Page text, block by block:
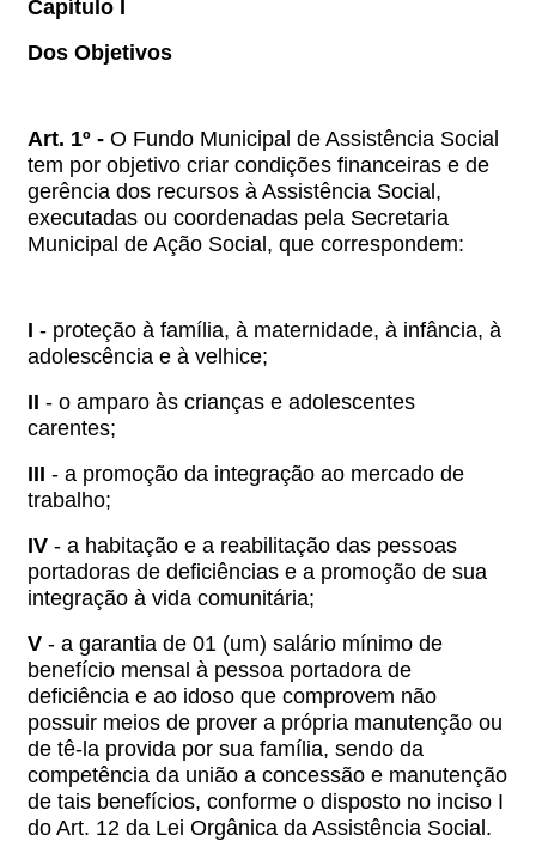
Capítulo I
Dos Objetivos
Art. 1º - O Fundo Municipal de Assistência Social
tem por objetivo criar condições financeiras e de
gerência dos recursos à Assistência Social,
executadas ou coordenadas pela Secretaria
Municipal de Ação Social, que correspondem:
I - proteção à família, à maternidade, à infância, à
adolescência e à velhice;
II - o amparo às crianças e adolescentes
carentes;
III - a promoção da integração ao mercado de
trabalho;
IV - a habitação e a reabilitação das pessoas
portadoras de deficiências e a promoção de sua
integração à vida comunitária;
V - a garantia de 01 (um) salário mínimo de
benefício mensal à pessoa portadora de
deficiência e ao idoso que comprovem não
possuir meios de prover a própria manutenção ou
de tê-la provida por sua família, sendo da
competência da união a concessão e manutenção
de tais benefícios, conforme o disposto no inciso I
do Art. 12 da Lei Orgânica da Assistência Social.